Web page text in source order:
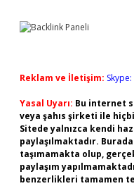
Reklam ve İletişim:
Yasal Uyarı: Bu internet
veya şahıs şirketi ile
Sitede yalnızca kendi
paylaşılmaktadır.
taşımamakta olup,
paylaşım
benzerlikleri tamamen